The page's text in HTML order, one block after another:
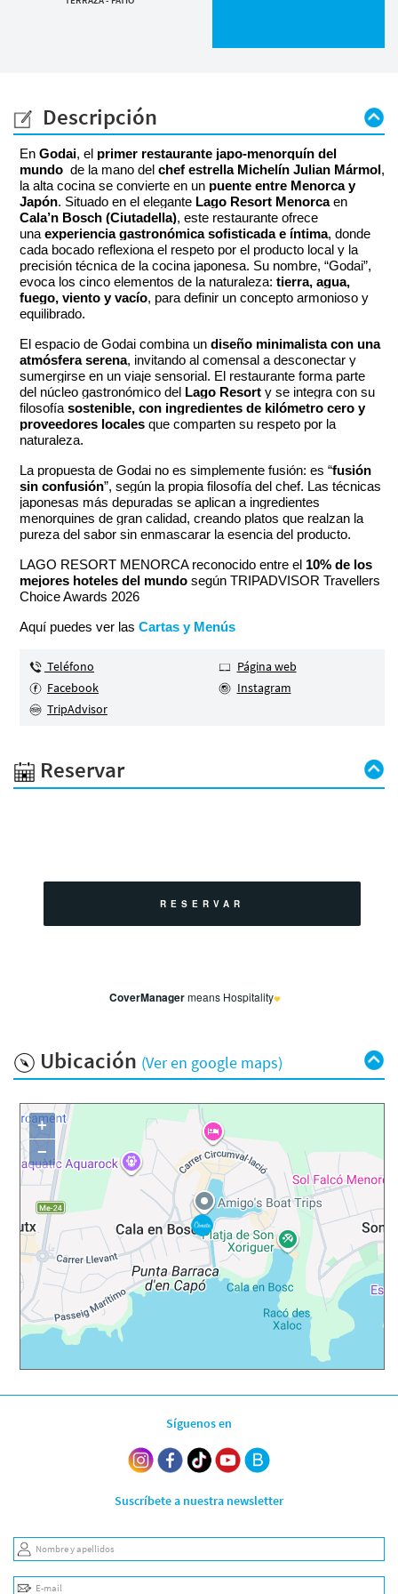
Descripción
En Godai, el primer restaurante japo-menorquín del
mundo de la mano del chef estrella Michelín Julian Mármol ,
la alta cocina se convierte en un puente entre Menorca y
Japón. Situado en el elegante Lago Resort Menorcaen
Cala’n Bosch (Ciutadella), este restaurante ofrece
una experiencia gastronómica sofisticada e íntima, donde
cada bocado reflexiona el respeto por el producto local y la
precisión técnica de la cocina japonesa. Su nombre, “Godai”,
evoca los cinco elementos de la naturaleza: tierra, agua,
fuego, viento y vacío, para definir un concepto armonioso y
equilibrado.
El espacio de Godai combina un diseño minimalista con una
atmósfera serena, invitando al comensal a desconectar y
sumergirse en un viaje sensorial. El restaurante forma parte
del núcleo gastronómico del
Lago Resort y se integra con su
filosofía sostenible, con ingredientes de kilómetro cero y
proveedores locales que comparten su respeto por la
naturaleza.
La propuesta de Godai no es simplemente fusión: es “fusión
sin confusión”, según la propia filosofía del chef. Las técnicas
japonesas más depuradas se aplican a ingredientes
menorquines de gran calidad, creando platos que realzan la
pureza del sabor sin enmascarar la esencia del producto.
LAGO RESORT MENORCA reconocido entre el 10% de los
mejores hoteles del mundo según TRIPADVISOR Travellers
Choice Awards 2026
Aquí puedes ver las Cartas y Menús
Teléfono
Página web
Facebook
Instagram
TripAdvisor
Reservar
Ubicación (Ver en google maps)
+
−
Síguenos en
Suscríbete a nuestra newsletter
Nombre y apellidos
E-mail